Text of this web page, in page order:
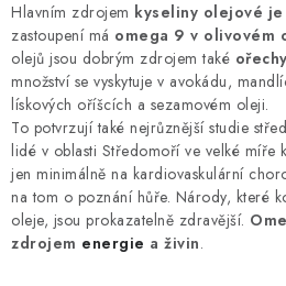
Hlavním zdrojem kyseliny olejové
zastoupení má omega 9 v olivovém
olejů jsou dobrým zdrojem také ořechy
množství se vyskytuje v avokádu,
lískových oříšcích a sezamovém oleji.
To potvrzují také nejrůznější studie
lidé v oblasti Středomoří ve velké míře
jen minimálně na kardiovaskulární
na tom o poznání hůře. Národy, které
oleje, jsou prokazatelně zdravější.
zdrojem energie a živin.